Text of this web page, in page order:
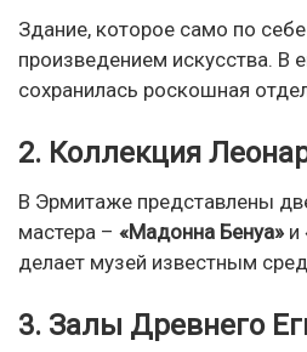
Здание, которое само по себе
произведением искусства. В
сохранилась роскошная
2. Коллекция
В Эрмитаже представлены
мастера – «Мадонна Бенуа» и
делает музей известным
3. Залы Древнего